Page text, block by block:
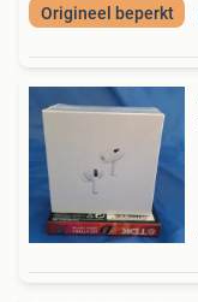
Origineel beperkt